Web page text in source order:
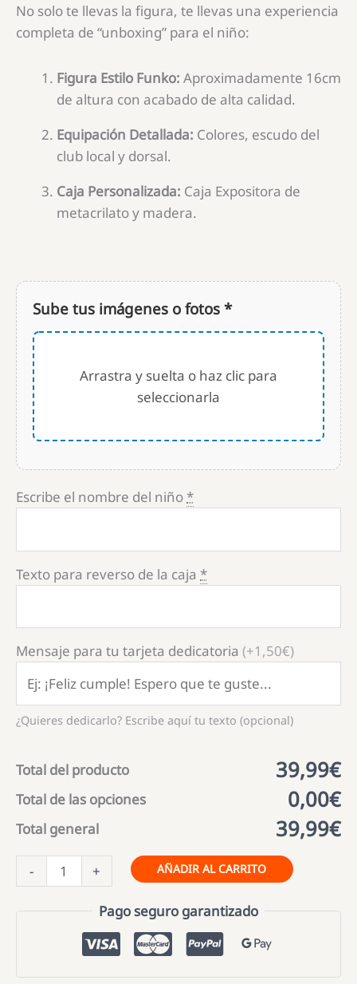
No solo te llevas la figura, te llevas una experiencia
completa de “unboxing” para el niño:
Figura Estilo Funko: Aproximadamente 16cm
de altura con acabado de alta calidad.
Equipación Detallada: Colores, escudo del
club local y dorsal.
Caja Personalizada: Caja Expositora de
metacrilato y madera.
Sube tus imágenes o fotos *
Arrastra y suelta o haz clic para
seleccionarla
Escribe el nombre del niño*
Texto para reverso de la caja *
Mensaje para tu tarjeta dedicatoria (+1,50€)
¿Quieres dedicarlo? Escribe aquí tu texto (opcional)
Total del producto 39,99€
Total de las opciones 0,00€
Total general 39,99€
-
Figuras
Personalizadas
de
Badajoz
+ AÑADIR AL CARRITO
Pago seguro garantizado